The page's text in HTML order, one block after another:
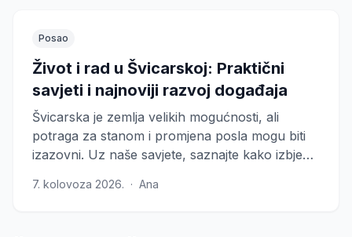
Posao
Život i rad u Švicarskoj: Praktični
savjeti i najnoviji razvoj događaja
Švicarska je zemlja velikih mogućnosti, ali
potraga za stanom i promjena posla mogu biti
izazovni. Uz naše savjete, saznajte kako izbjeći
posjedovanja privremenih svjedodžbi pri
7. kolovoza 2026. · Ana